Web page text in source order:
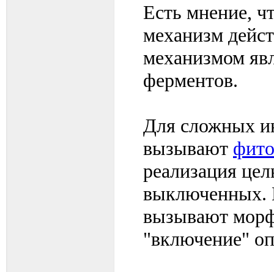
Есть мнение,
механизм
механизмом
ферментов.
Для сложных
вызывают
реализация
выключенных.
вызывают
"включение"